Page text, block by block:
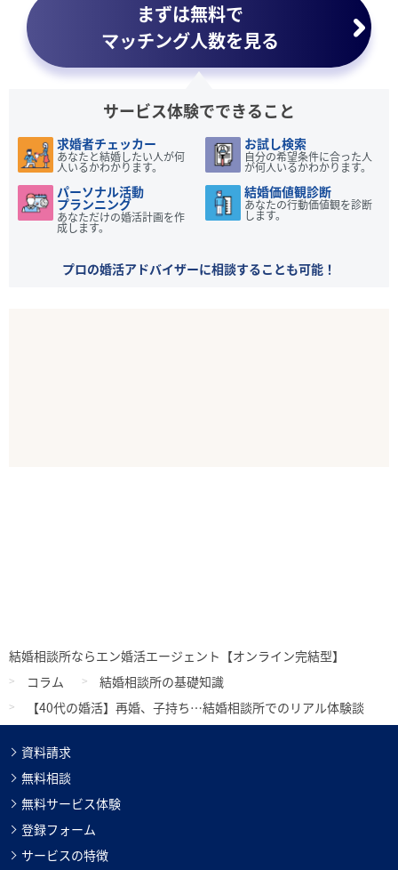
まずは無料で
マッチング人数を見る
サービス体験でできること
求婚者チェッカー
あなたと結婚したい人が何
人いるかわかります。
お試し検索
自分の希望条件に合った人
が何人いるかわかります。
パーソナル活動
プランニング
あなただけの婚活計画を作
成します。
結婚価値観診断
あなたの行動価値観を診断
します。
プロの婚活アドバイザーに相談することも可能！
結婚相談所ならエン婚活エージェント【オンライン完結型】
コラム
結婚相談所の基礎知識
【40代の婚活】再婚、子持ち…結婚相談所でのリアル体験談
資料請求
無料相談
無料サービス体験
登録フォーム
サービスの特徴